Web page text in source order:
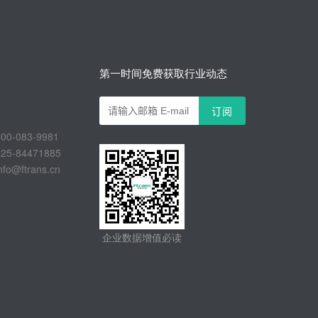
083-9981
84471885
第一时间免费获取行业动态
企业数据增值必读